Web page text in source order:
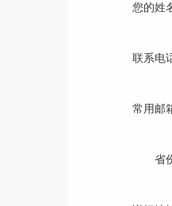
您的姓
联系电
常用邮
省